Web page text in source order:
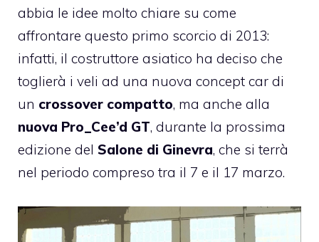
abbia le idee molto chiare su come
affrontare questo primo scorcio di 2013:
infatti, il costruttore asiatico ha deciso che
toglierà i veli ad una nuova concept car di
un crossover compatto, ma anche alla
nuova Pro_Cee’d GT, durante la prossima
edizione del Salone di Ginevra, che si terrà
nel periodo compreso tra il 7 e il 17 marzo.